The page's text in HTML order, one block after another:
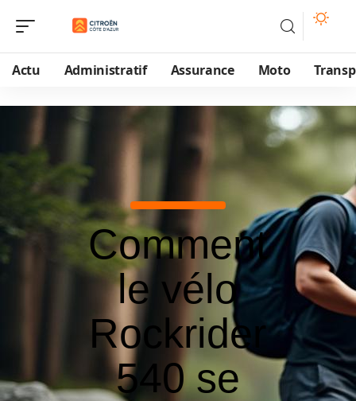
Actu Administratif Assurance Moto
Comment
le vélo
Rockrider
540 se